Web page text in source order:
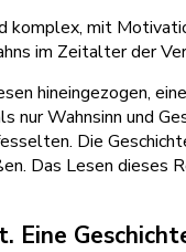
komplex, mit
im Zeitalter der
hineingezogen,
nur Wahnsinn und
Die
Das Lesen dieses
Eine